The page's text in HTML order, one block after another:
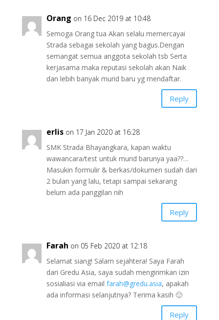
Orang on 16 Dec 2019 at 10:48
Semoga Orang tua Akan selalu memercayai
Strada sebagai sekolah yang bagus.Dengan
semangat semua anggota sekolah tsb Serta
kerjasama maka reputasi sekolah akan Naik
dan lebih banyak murid baru yg mendaftar.
Reply
erlis on 17 Jan 2020 at 16:28
SMK Strada Bhayangkara, kapan waktu
wawancara/test untuk murid barunya yaa??…
Masukin formulir & berkas/dokumen sudah dari
2 bulan yang lalu, tetapi sampai sekarang
belum ada panggilan nih
Reply
Farah on 05 Feb 2020 at 12:18
Selamat siang! Salam sejahtera! Saya Farah
dari Gredu Asia, saya sudah mengirimkan izin
sosialiasi via email farah@gredu.asia, apakah
ada informasi selanjutnya? Terima kasih 🙂
Reply